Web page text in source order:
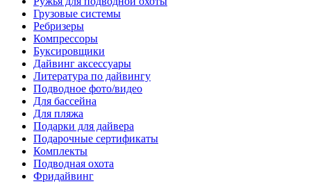
Грузовые системы
Ребризеры
Компрессоры
Буксировщики
Дайвинг аксессуары
Литература по дайвингу
Подводное фото/видео
Для бассейна
Для пляжа
Подарки для дайвера
Подарочные сертификаты
Комплекты
Подводная охота
Фридайвинг